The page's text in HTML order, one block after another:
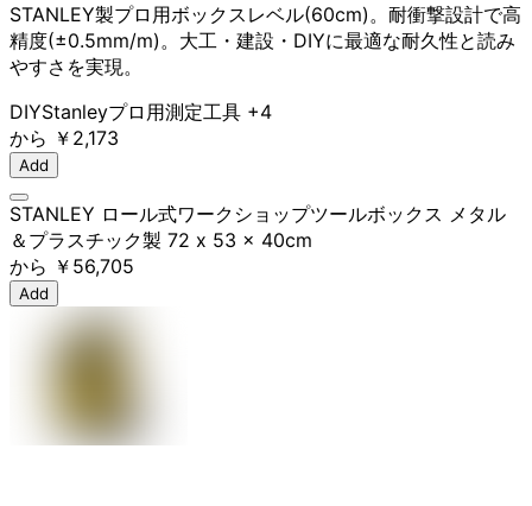
STANLEY製プロ用ボックスレベル(60cm)。耐衝撃設計で高
精度(±0.5mm/m)。大工・建設・DIYに最適な耐久性と読み
やすさを実現。
DIYStanleyプロ用測定工具 +4
から ￥2,173
Add
STANLEY ロール式ワークショップツールボックス メタル
＆プラスチック製 72 x 53 x 40cm
から ￥56,705
Add